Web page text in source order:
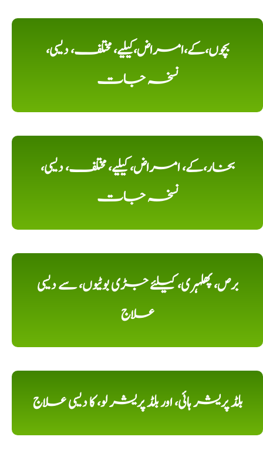
بچوں،کے،امراض،کیلیے، مختلف، دیسی،
نسخہ جات
بخار،کے، امراض، کیلیے، مختلف، دیسی،
نسخہ جات
برص، پھلہری، کیلئے جڑی بوٹیوں، سے دیسی
علاج
بلڈ پریشر ہائی، اور بلڈ پریشر لو، کا دیسی علاج